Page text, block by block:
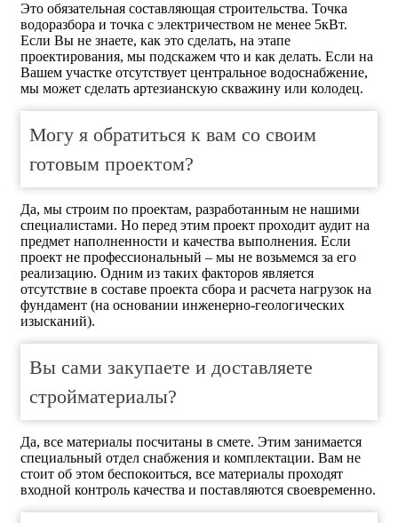
Это обязательная составляющая строительства. Точка
водоразбора и точка с электричеством не менее 5кВт.
Если Вы не знаете, как это сделать, на этапе
проектирования, мы подскажем что и как делать. Если на
Вашем участке отсутствует центральное водоснабжение,
мы может сделать артезианскую скважину или колодец.
Могу я обратиться к вам со своим
готовым проектом?
Да, мы строим по проектам, разработанным не нашими
специалистами. Но перед этим проект проходит аудит на
предмет наполненности и качества выполнения. Если
проект не профессиональный – мы не возьмемся за его
реализацию. Одним из таких факторов является
отсутствие в составе проекта сбора и расчета нагрузок на
фундамент (на основании инженерно-геологических
изысканий).
Вы сами закупаете и доставляете
стройматериалы?
Да, все материалы посчитаны в смете. Этим занимается
специальный отдел снабжения и комплектации. Вам не
стоит об этом беспокоиться, все материалы проходят
входной контроль качества и поставляются своевременно.